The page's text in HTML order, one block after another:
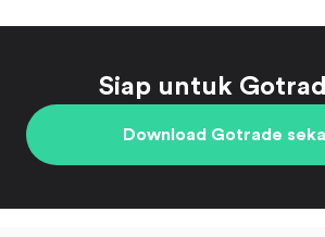
Siap untuk
Download Gotrade